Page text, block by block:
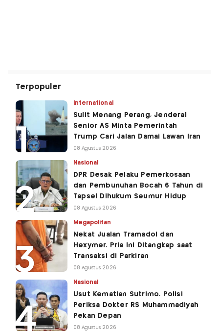
Terpopuler
International
Sulit Menang Perang, Jenderal
Senior AS Minta Pemerintah
Trump Cari Jalan Damai Lawan Iran
08 Agustus 2026
Nasional
DPR Desak Pelaku Pemerkosaan
dan Pembunuhan Bocah 6 Tahun di
Tapsel Dihukum Seumur Hidup
08 Agustus 2026
Megapolitan
Nekat Jualan Tramadol dan
Hexymer, Pria Ini Ditangkap saat
Transaksi di Parkiran
08 Agustus 2026
Nasional
Usut Kematian Sutrimo, Polisi
Periksa Dokter RS Muhammadiyah
Pekan Depan
08 Agustus 2026